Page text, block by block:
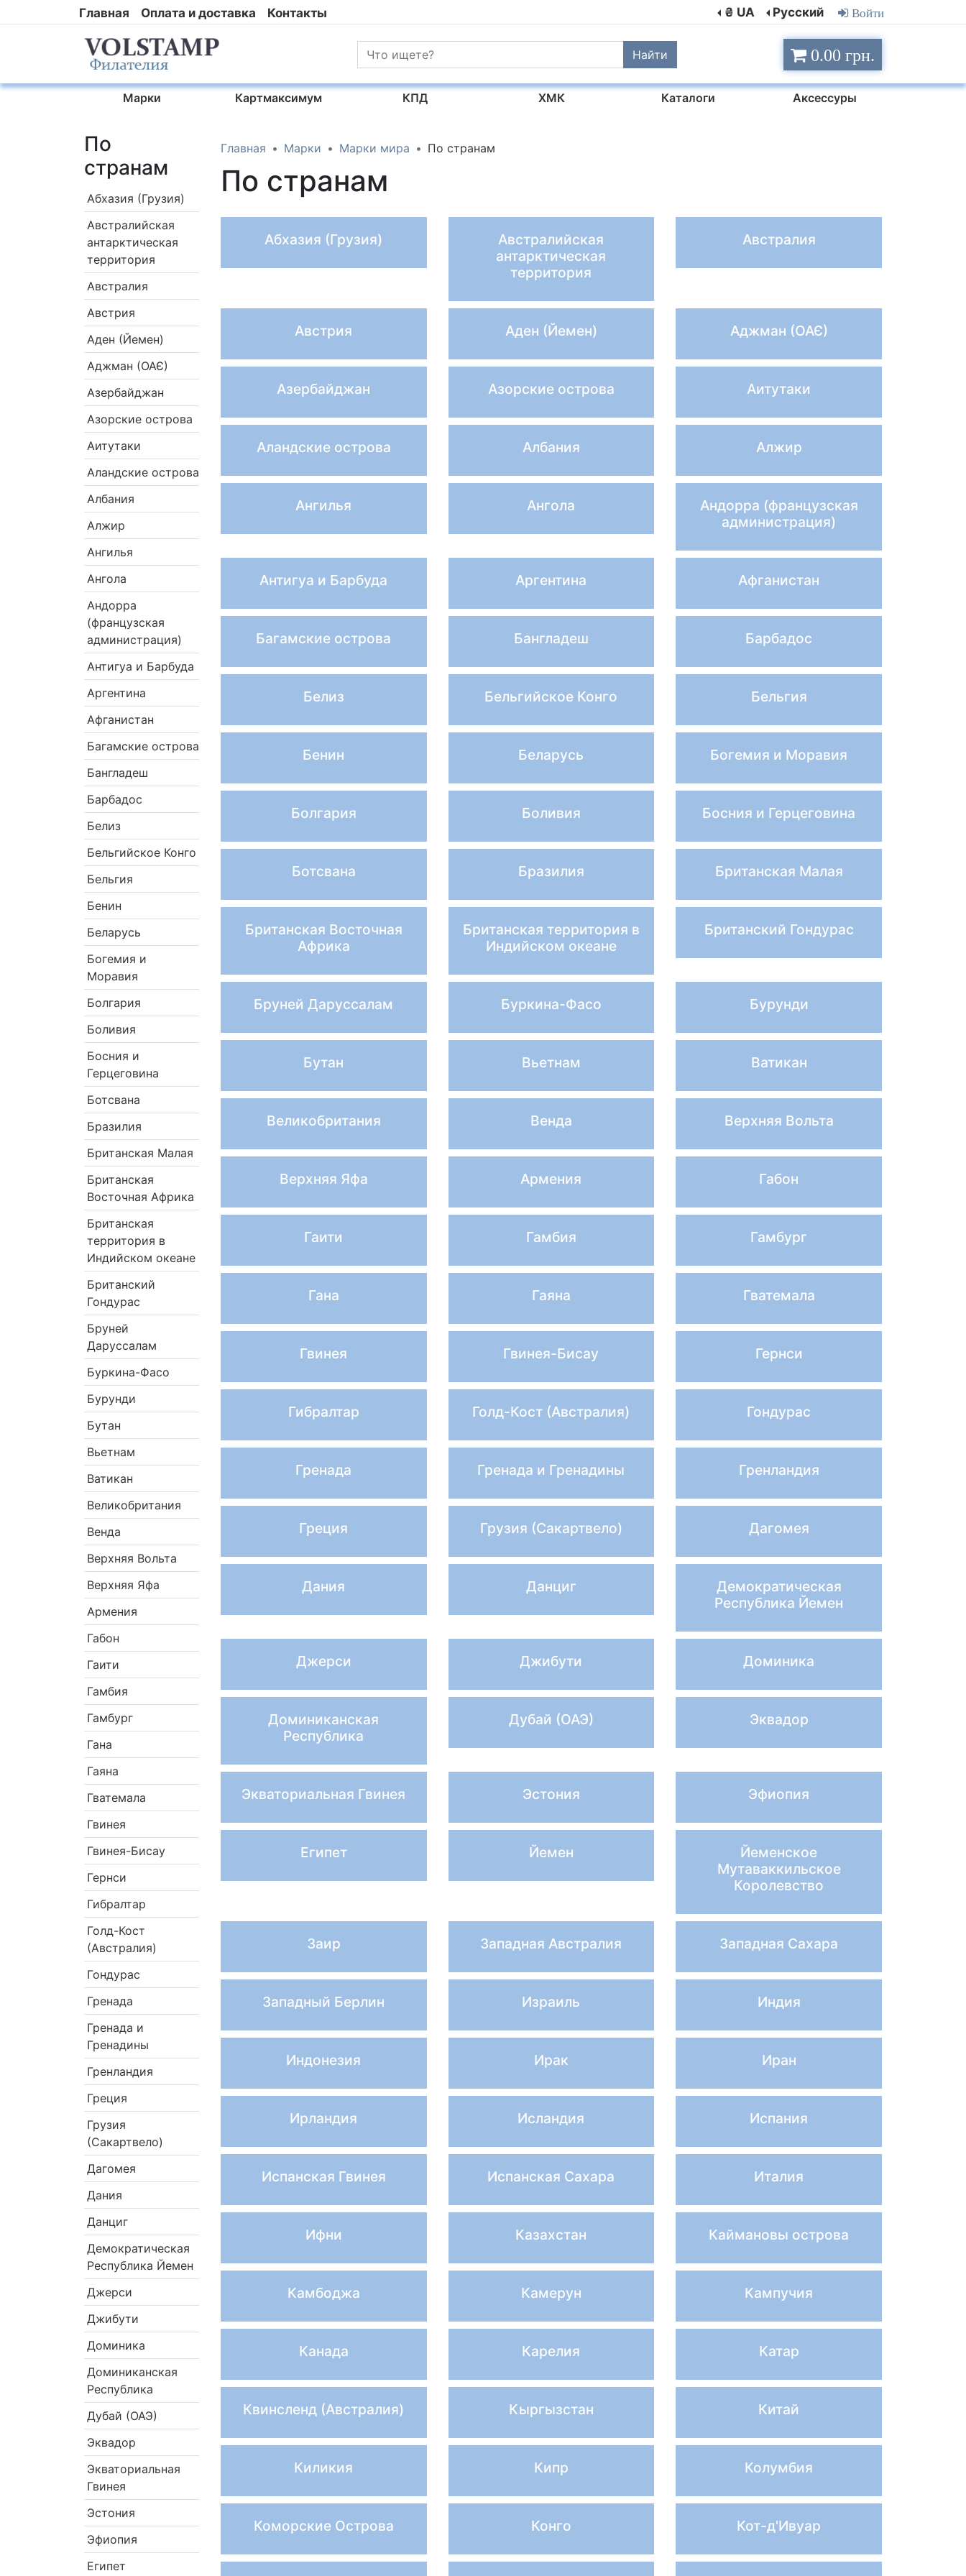
Главная Оплата и доставка Контакты ₴ UA Русский Войти
Найти 0.00 грн.
Марки Картмаксимум КПД ХМК Каталоги Аксессуры
Главная Марки Марки мира По странам
По странам
Абхазия (Грузия)
Австралийская
антарктическая
территория
Австралия
Австрия Аден (Йемен) Аджман (ОАЄ)
Азербайджан Азорские острова Аитутаки
Аландские острова Албания Алжир
Ангилья Ангола
Андорра (французская
администрация)
Антигуа и Барбуда Аргентина Афганистан
Багамские острова Бангладеш Барбадос
Белиз Бельгийское Конго Бельгия
Бенин Беларусь Богемия и Моравия
Болгария Боливия Босния и Герцеговина
Ботсвана Бразилия Британская Малая
Британская Восточная
Африка
Британская территория в
Индийском океане
Британский Гондурас
Бруней Даруссалам Буркина-Фасо Бурунди
Бутан Вьетнам Ватикан
Великобритания Венда Верхняя Вольта
Верхняя Яфа Армения Габон
Гаити Гамбия Гамбург
Гана Гаяна Гватемала
Гвинея Гвинея-Бисау Гернси
Гибралтар Голд-Кост (Австралия) Гондурас
Гренада Гренада и Гренадины Гренландия
Греция Грузия (Сакартвело) Дагомея
Дания Данциг
Демократическая
Республика Йемен
Джерси Джибути Доминика
Доминиканская
Республика
Дубай (ОАЭ) Эквадор
Экваториальная Гвинея Эстония Эфиопия
Египет Йемен
Йеменское
Мутаваккильское
Королевство
Заир Западная Австралия Западная Сахара
Западный Берлин Израиль Индия
Индонезия Ирак Иран
Ирландия Исландия Испания
Испанская Гвинея Испанская Сахара Италия
Ифни Казахстан Каймановы острова
Камбоджа Камерун Кампучия
Канада Карелия Катар
Квинсленд (Австралия) Кыргызстан Китай
Киликия Кипр Колумбия
Коморские Острова Конго Кот-д'Ивуар
По
странам
Абхазия (Грузия)
Австралийская
антарктическая
территория
Австралия
Австрия
Аден (Йемен)
Аджман (ОАЄ)
Азербайджан
Азорские острова
Аитутаки
Аландские острова
Албания
Алжир
Ангилья
Ангола
Андорра
(французская
администрация)
Антигуа и Барбуда
Аргентина
Афганистан
Багамские острова
Бангладеш
Барбадос
Белиз
Бельгийское Конго
Бельгия
Бенин
Беларусь
Богемия и
Моравия
Болгария
Боливия
Босния и
Герцеговина
Ботсвана
Бразилия
Британская Малая
Британская
Восточная Африка
Британская
территория в
Индийском океане
Британский
Гондурас
Бруней
Даруссалам
Буркина-Фасо
Бурунди
Бутан
Вьетнам
Ватикан
Великобритания
Венда
Верхняя Вольта
Верхняя Яфа
Армения
Габон
Гаити
Гамбия
Гамбург
Гана
Гаяна
Гватемала
Гвинея
Гвинея-Бисау
Гернси
Гибралтар
Голд-Кост
(Австралия)
Гондурас
Гренада
Гренада и
Гренадины
Гренландия
Греция
Грузия
(Сакартвело)
Дагомея
Дания
Данциг
Демократическая
Республика Йемен
Джерси
Джибути
Доминика
Доминиканская
Республика
Дубай (ОАЭ)
Эквадор
Экваториальная
Гвинея
Эстония
Эфиопия
Египет